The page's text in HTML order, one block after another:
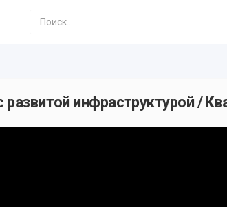
инфраструктурой /